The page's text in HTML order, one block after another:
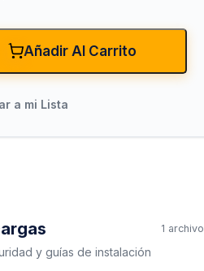
Añadir Al Carrito
a mi Lista
1 archivo
y guías de instalación